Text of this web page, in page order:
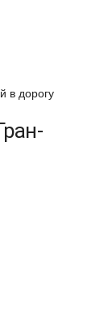
в дорогу